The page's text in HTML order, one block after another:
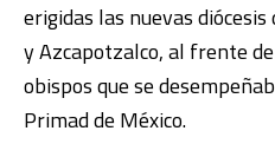
erigidas las nuevas
y Azcapotzalco, al frente
obispos que se
Primad de México.